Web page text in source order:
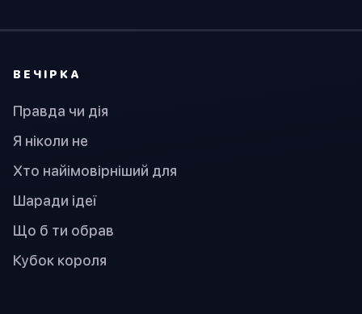
ВЕЧІРКА
Правда чи дія
Я ніколи не
Хто найімовірніший для
Шаради ідеї
Що б ти обрав
Кубок короля